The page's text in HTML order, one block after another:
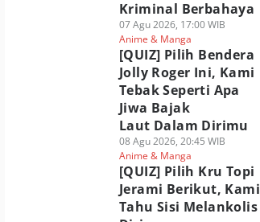
Kriminal Berbahaya
07 Agu 2026, 17:00 WIB
Anime & Manga
[QUIZ] Pilih Bendera
Jolly Roger Ini, Kami
Tebak Seperti Apa
Jiwa Bajak
Laut Dalam Dirimu
08 Agu 2026, 20:45 WIB
Anime & Manga
[QUIZ] Pilih Kru Topi
Jerami Berikut, Kami
Tahu Sisi Melankolis